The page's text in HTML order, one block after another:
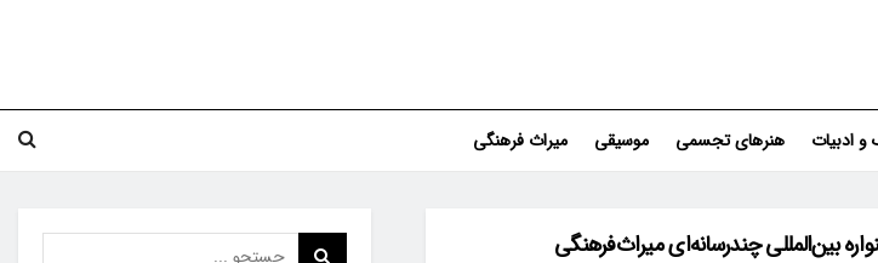
ادبیات هنرهای تجسمی موسیقی میراث فرهنگی
بین‌المللی چندرسانه‌ای میراث‌فرهنگی